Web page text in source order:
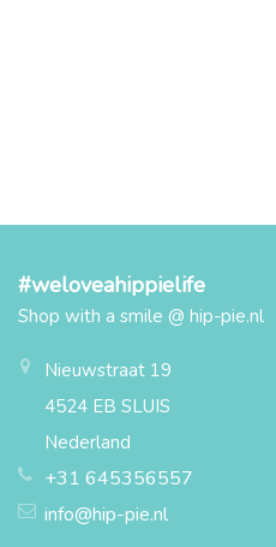
#weloveahippielife
Shop with a smile @ hip-pie.nl
Nieuwstraat 19
4524 EB SLUIS
Nederland
+31 645356557
info@hip-pie.nl